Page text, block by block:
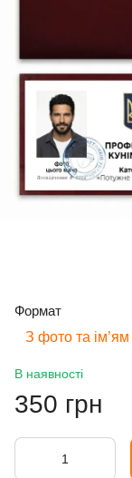
Формат
З фото та імʼям
В наявності
350 грн